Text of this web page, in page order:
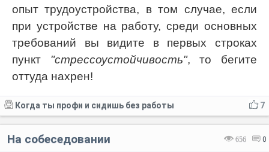
опыт трудоустройства, в том случае, если
при устройстве на работу, среди основных
требований вы видите в первых строках
пункт "стрессоустойчивость", то бегите
оттуда нахрен!
7
Когда ты профи и сидишь без работы
656 0
На собеседовании